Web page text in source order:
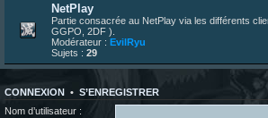
NetPlay
Partie consacrée au NetPlay via les différents
GGPO, 2DF ).
Modérateur : EvilRyu
Sujets : 29
CONNEXION • S’ENREGISTRER
Nom d’utilisateur :